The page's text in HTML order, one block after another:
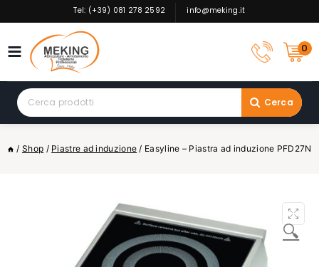
to
Tel: (+39) 081 278 2592 info@meking.it
0
Search
for:
Cerca
/ Shop / Piastre ad induzione / Easyline – Piastra ad induzione PFD27N
🔍